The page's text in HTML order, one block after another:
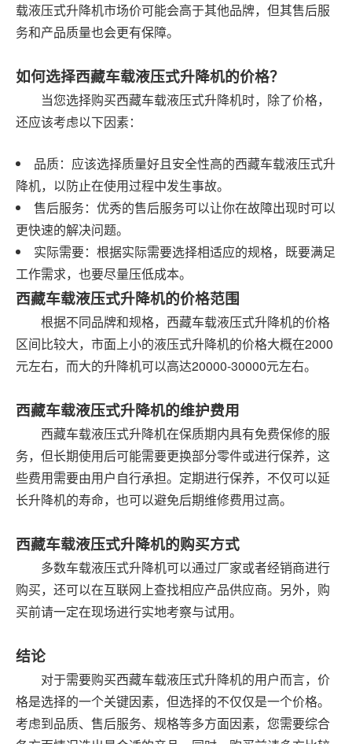
载液压式升降机市场价可能会高于其他品牌，但其售后服
务和产品质量也会更有保障。
如何选择西藏车载液压式升降机的价格？
当您选择购买西藏车载液压式升降机时，除了价格，
还应该考虑以下因素：
品质：应该选择质量好且安全性高的西藏车载液压式升
降机，以防止在使用过程中发生事故。
售后服务：优秀的售后服务可以让你在故障出现时可以
更快速的解决问题。
实际需要：根据实际需要选择相适应的规格，既要满足
工作需求，也要尽量压低成本。
西藏车载液压式升降机的价格范围
根据不同品牌和规格，西藏车载液压式升降机的价格
区间比较大，市面上小的液压式升降机的价格大概在2000
元左右，而大的升降机可以高达20000-30000元左右。
西藏车载液压式升降机的维护费用
西藏车载液压式升降机在保质期内具有免费保修的服
务，但长期使用后可能需要更换部分零件或进行保养，这
些费用需要由用户自行承担。定期进行保养，不仅可以延
长升降机的寿命，也可以避免后期维修费用过高。
西藏车载液压式升降机的购买方式
多数车载液压式升降机可以通过厂家或者经销商进行
购买，还可以在互联网上查找相应产品供应商。另外，购
买前请一定在现场进行实地考察与试用。
结论
对于需要购买西藏车载液压式升降机的用户而言，价
格是选择的一个关键因素，但选择的不仅仅是一个价格。
考虑到品质、售后服务、规格等多方面因素，您需要综合